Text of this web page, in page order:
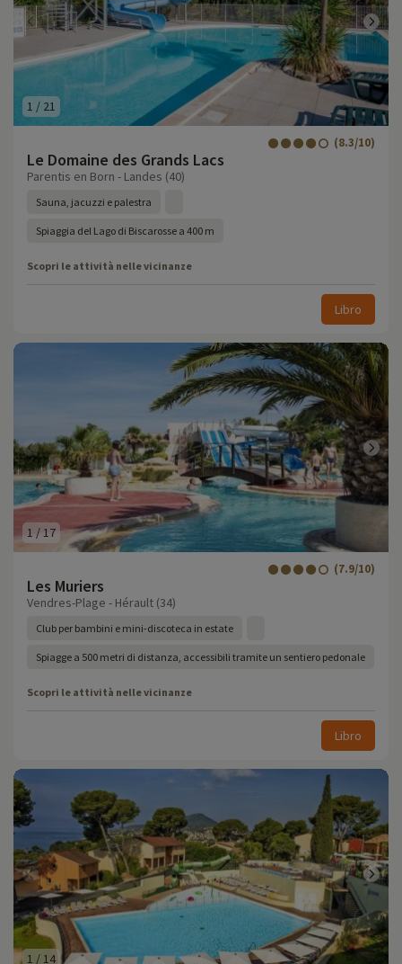
1 / 21
Le Domaine des Grands Lacs
(8.3/10)
Parentis en Born - Landes (40)
Sauna, jacuzzi e palestra
Spiaggia del Lago di Biscarosse a 400 m
Scopri le attività nelle vicinanze
Libro
1 / 17
Les Muriers
(7.9/10)
Vendres-Plage - Hérault (34)
Club per bambini e mini-discoteca in estate
Spiagge a 500 metri di distanza, accessibili tramite un sentiero pedonale
Scopri le attività nelle vicinanze
Libro
1 / 14